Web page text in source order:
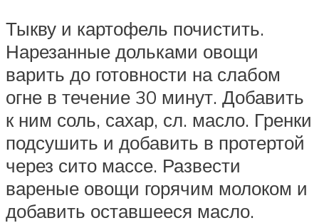
Тыкву и картофель почистить.
Нарезанные дольками овощи
варить до готовности на слабом
огне в течение 30 минут. Добавить
к ним соль, сахар, сл. масло. Гренки
подсушить и добавить в протертой
через сито массе. Развести
вареные овощи горячим молоком и
добавить оставшееся масло.